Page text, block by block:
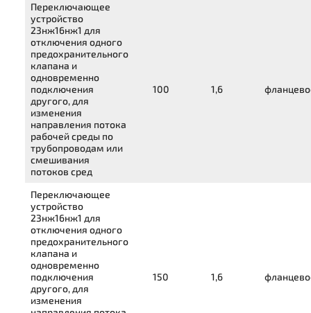
Переключающее
устройство
23нж16нж1 для
отключения одного
предохранительного
клапана и
одновременно
подключения
другого, для
изменения
направления потока
рабочей среды по
трубопроводам или
смешивания
потоков сред
100 1,6
Переключающее
устройство
23нж16нж1 для
отключения одного
предохранительного
клапана и
одновременно
подключения
другого, для
изменения
150 1,6